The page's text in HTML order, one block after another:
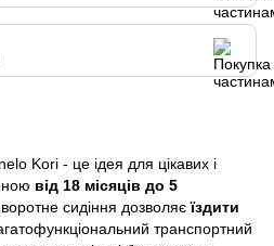
Kori - це ідея для цікавих і
від 18 місяців до 5
сидіння дозволяєїздити
транспортний